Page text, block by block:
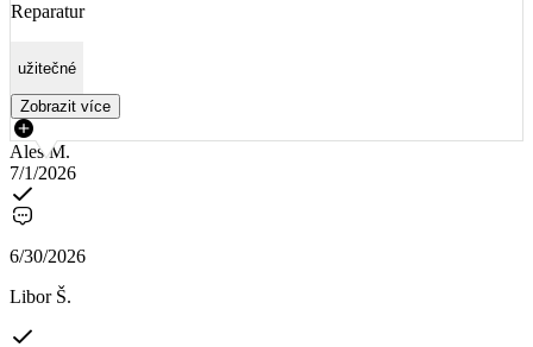
Reparatur
užitečné
Zobrazit více
Aleš M.
7/1/2026
6/30/2026
Libor Š.